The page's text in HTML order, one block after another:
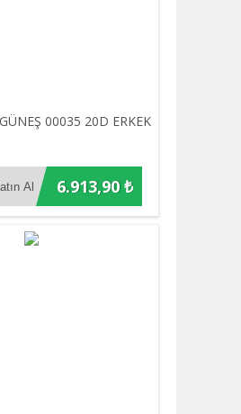
00035 20D ERKEK
6.913,90 ₺